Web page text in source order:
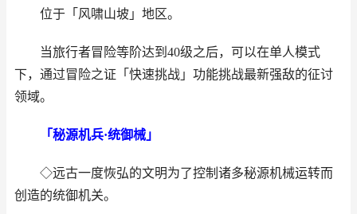
位于「风啸山坡」地区。
当旅行者冒险等阶达到40级之后，可以在单人模式
下，通过冒险之证「快速挑战」功能挑战最新强敌的征讨
领域。
「秘源机兵·统御械」
◇远古一度恢弘的文明为了控制诸多秘源机械运转而
创造的统御机关。